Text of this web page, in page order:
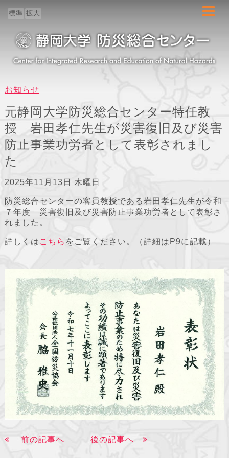
標準 拡大
センター概要
地域連携
お知らせ
元静岡大学防災総合センター特任教
授 岩田孝仁先生が災害復旧及び災害
防止事業功労者として表彰されまし
た
2025年11月13日 木曜日
防災総合センターの客員教授である岩田孝仁先生が令和
７年度 災害復旧及び災害防止事業功労者として表彰さ
れました。
詳しくは こちら をご覧ください。（詳細はP9に記載）
前の記事へ 後の記事へ